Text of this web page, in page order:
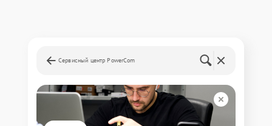
Сервисный центр PowerCom